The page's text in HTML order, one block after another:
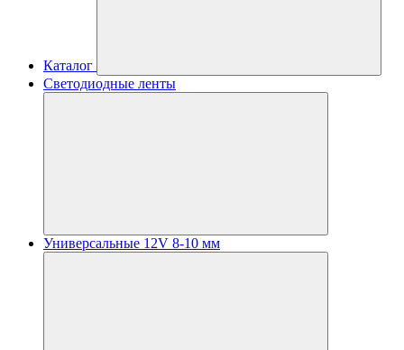
Каталог
Светодиодные ленты
Универсальные 12V 8-10 мм